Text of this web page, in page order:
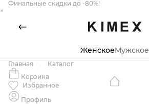
Финальные скидки до -80%!
×
ЖенскоеМужское
Главная
Каталог
Корзина
Избранное
Профиль